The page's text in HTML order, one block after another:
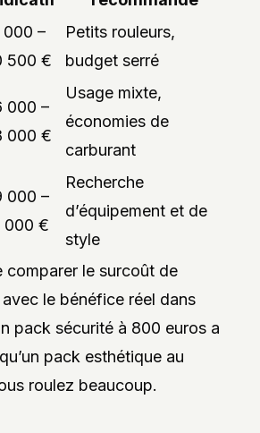
000 –
500 €
Petits rouleurs,
budget serré
000 –
000 €
Usage mixte,
économies de
carburant
000 –
000 €
Recherche
d’équipement et de
style
comparer le surcoût de
le bénéfice réel dans
pack sécurité à 800 euros a
pack esthétique au
roulez beaucoup.